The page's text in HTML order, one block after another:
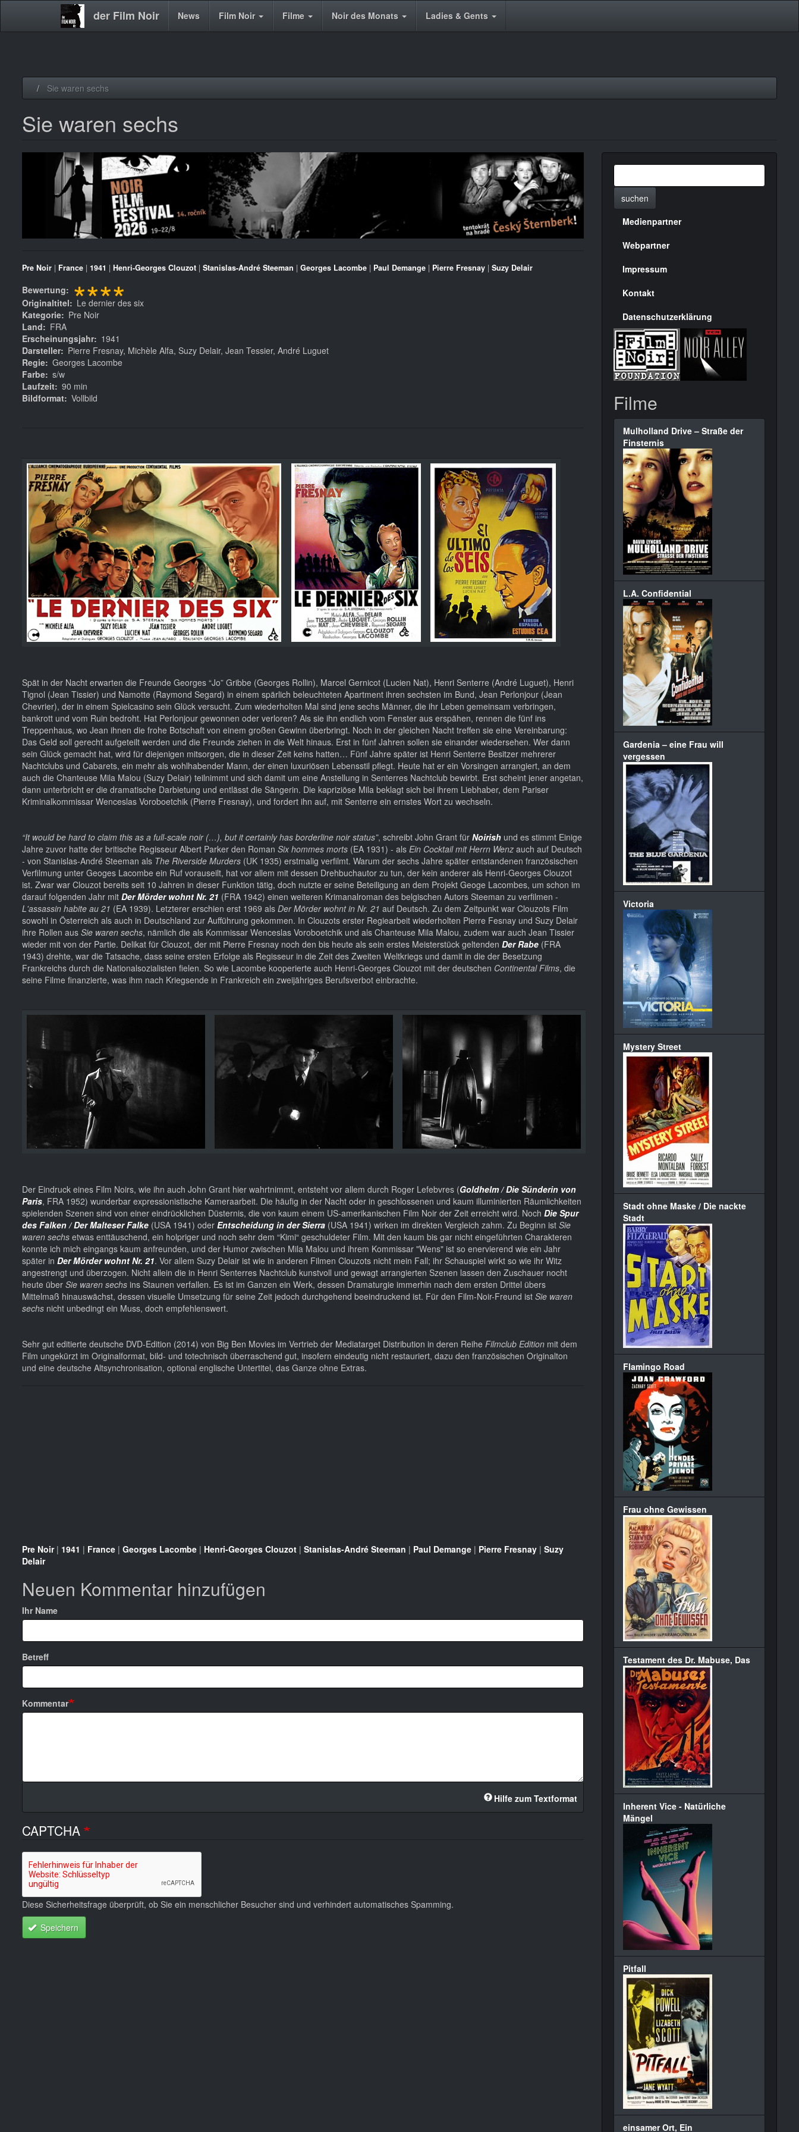
der Film Noir
Main News Film Noir Filme Noir des Monats Ladies & Gents
Sie waren sechs
Sie waren sechs
Pre Noir | France | 1941 | Henri-Georges Clouzot | Stanislas-André Steeman | Georges Lacombe | Paul Demange | Pierre Fresnay | Suzy Delair
Bewertung ****
Originaltitel
Le dernier des six
Kategorie
Pre Noir
Land
FRA
Erscheinungsjahr
1941
Darsteller
Pierre Fresnay, Michèle Alfa, Suzy Delair, Jean Tessier, André Luguet
Regie Georges Lacombe
Farbe s/w
Laufzeit 90 min
Bildformat Vollbild
Spät in der Nacht erwarten die Freunde Georges “Jo” Gribbe (Georges Rollin), Marcel Gernicot (Lucien Nat), Henri Senterre (André Luguet), Henri
Tignol (Jean Tissier) und Namotte (Raymond Segard) in einem spärlich beleuchteten Apartment ihren sechsten im Bund, Jean Perlonjour (Jean
Chevrier), der in einem Spielcasino sein Glück versucht. Zum wiederholten Mal sind jene sechs Männer, die ihr Leben gemeinsam verbringen,
bankrott und vom Ruin bedroht. Hat Perlonjour gewonnen oder verloren? Als sie ihn endlich vom Fenster aus erspähen, rennen die fünf ins
Treppenhaus, wo Jean ihnen die frohe Botschaft von einem großen Gewinn überbringt. Noch in der gleichen Nacht treffen sie eine Vereinbarung:
Das Geld soll gerecht aufgeteilt werden und die Freunde ziehen in die Welt hinaus. Erst in fünf Jahren sollen sie einander wiedersehen. Wer dann
sein Glück gemacht hat, wird für diejenigen mitsorgen, die in dieser Zeit keins hatten… Fünf Jahre später ist Henri Senterre Besitzer mehrerer
Nachtclubs und Cabarets, ein mehr als wohlhabender Mann, der einen luxuriösen Lebensstil pflegt. Heute hat er ein Vorsingen arrangiert, an dem
auch die Chanteuse Mila Malou (Suzy Delair) teilnimmt und sich damit um eine Anstellung in Senterres Nachtclub bewirbt. Erst scheint jener angetan,
dann unterbricht er die dramatische Darbietung und entlässt die Sängerin. Die kapriziöse Mila beklagt sich bei ihrem Liebhaber, dem Pariser
Kriminalkommissar Wenceslas Voroboetchik (Pierre Fresnay), und fordert ihn auf, mit Senterre ein ernstes Wort zu wechseln.
“It would be hard to claim this as a full-scale noir (…), but it certainly has borderline noir status”, schreibt John Grant für Noirish und es stimmt Einige
Jahre zuvor hatte der britische Regisseur Albert Parker den Roman Six hommes morts (EA 1931) - als Ein Cocktail mit Herrn Wenz auch auf Deutsch
- von Stanislas-André Steeman als The Riverside Murders (UK 1935) erstmalig verfilmt. Warum der sechs Jahre später entstandenen französischen
Verfilmung unter Geoges Lacombe ein Ruf vorauseilt, hat vor allem mit dessen Drehbuchautor zu tun, der kein anderer als Henri-Georges Clouzot
ist. Zwar war Clouzot bereits seit 10 Jahren in dieser Funktion tätig, doch nutzte er seine Beteiligung an dem Projekt Geoge Lacombes, um schon im
darauf folgenden Jahr mit Der Mörder wohnt Nr. 21 (FRA 1942) einen weiteren Krimanalroman des belgischen Autors Steeman zu verfilmen -
L'assassin habite au 21 (EA 1939). Letzterer erschien erst 1969 als Der Mörder wohnt in Nr. 21 auf Deutsch. Zu dem Zeitpunkt war Clouzots Film
sowohl in Österreich als auch in Deutschland zur Aufführung gekommen. In Clouzots erster Regiearbeit wiederholten Pierre Fesnay und Suzy Delair
ihre Rollen aus Sie waren sechs, nämlich die als Kommissar Wenceslas Voroboetchik und als Chanteuse Mila Malou, zudem war auch Jean Tissier
wieder mit von der Partie. Delikat für Clouzot, der mit Pierre Fresnay noch den bis heute als sein erstes Meisterstück geltenden Der Rabe (FRA
1943) drehte, war die Tatsache, dass seine ersten Erfolge als Regisseur in die Zeit des Zweiten Weltkriegs und damit in die der Besetzung
Frankreichs durch die Nationalsozialisten fielen. So wie Lacombe kooperierte auch Henri-Georges Clouzot mit der deutschen Continental Films, die
seine Filme finanzierte, was ihm nach Kriegsende in Frankreich ein zweijähriges Berufsverbot einbrachte.
Der Eindruck eines Film Noirs, wie ihn auch John Grant hier wahrtnimmt, entsteht vor allem durch Roger Lefebvres (Goldhelm / Die Sünderin von
Paris, FRA 1952) wunderbar expressionistische Kameraarbeit. Die häufig in der Nacht oder in geschlossenen und kaum illuminierten Räumlichkeiten
spielenden Szenen sind von einer eindrücklichen Düsternis, die von kaum einem US-amerikanischen Film Noir der Zeit erreicht wird. Noch Die Spur
des Falken / Der Malteser Falke (USA 1941) oder Entscheidung in der Sierra (USA 1941) wirken im direkten Vergleich zahm. Zu Beginn ist Sie
waren sechs etwas enttäuschend, ein holpriger und noch sehr dem “Kimi“ geschuldeter Film. Mit den kaum bis gar nicht eingeführten Charakteren
konnte ich mich eingangs kaum anfreunden, und der Humor zwischen Mila Malou und ihrem Kommissar "Wens" ist so enervierend wie ein Jahr
später in Der Mörder wohnt Nr. 21. Vor allem Suzy Delair ist wie in anderen Filmen Clouzots nicht mein Fall; ihr Schauspiel wirkt so wie ihr Witz
angestrengt und überzogen. Nicht allein die in Henri Senterres Nachtclub kunstvoll und gewagt arrangierten Szenen lassen den Zuschauer nocht
heute über Sie waren sechs ins Staunen verfallen. Es ist im Ganzen ein Werk, dessen Dramaturgie immerhin nach dem ersten Drittel übers
Mittelmaß hinauswächst, dessen visuelle Umsetzung für seine Zeit jedoch durchgehend beeindruckend ist. Für den Film-Noir-Freund ist Sie waren
sechs nicht unbedingt ein Muss, doch empfehlenswert.
Sehr gut editierte deutsche DVD-Edition (2014) von Big Ben Movies im Vertrieb der Mediatarget Distribution in deren Reihe Filmclub Edition mit dem
Film ungekürzt im Originalformat, bild- und totechnisch überraschend gut, insofern eindeutig nicht restauriert, dazu den französischen Originalton
und eine deutsche Altsynchronisation, optional englische Untertitel, das Ganze ohne Extras.
Pre Noir| 1941 | France | Georges Lacombe | Henri-Georges Clouzot | Stanislas-André Steeman | Paul Demange | Pierre Fresnay | Suzy
Delair
Neuen Kommentar hinzufügen
Ihr Name
Betreff
Kommentar
Hilfe zum Textformat
CAPTCHA
Diese Sicherheitsfrage überprüft, ob Sie ein menschlicher Besucher sind und verhindert automatisches Spamming.
Speichern
suchen
Menülinks
rechte
Seite
Medienpartner
Webpartner
Impressum
Kontakt
Datenschutzerklärung
Filme
Mulholland Drive – Straße der
Finsternis
L.A. Confidential
Gardenia – eine Frau will
vergessen
Victoria
Mystery Street
Stadt ohne Maske / Die nackte
Stadt
Flamingo Road
Frau ohne Gewissen
Testament des Dr. Mabuse, Das
Inherent Vice - Natürliche
Mängel
Pitfall
einsamer Ort, Ein